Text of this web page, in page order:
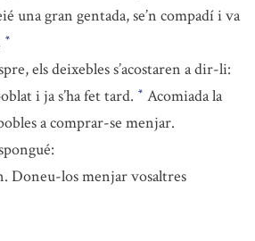
una gran gentada, se’n compadí i va
*
els deixebles s’acostaren a dir-li:
i ja s’ha fet tard. * Acomiada la
a comprar-se menjar.
Doneu-los menjar vosaltres